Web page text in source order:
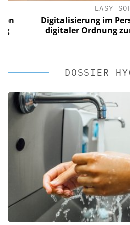
EASY
Digitalisierung im
digitaler Ordnung zur
DOSSIER